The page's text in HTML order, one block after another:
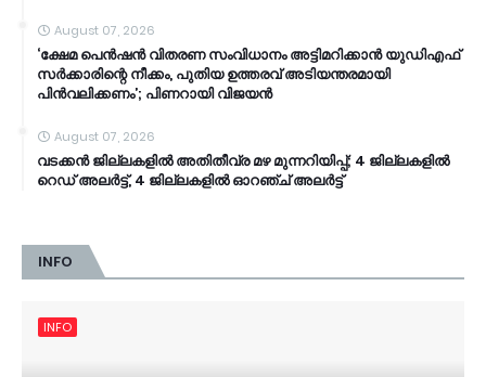
August 07, 2026
‘ക്ഷേമ പെൻഷൻ വിതരണ സംവിധാനം അട്ടിമറിക്കാൻ യുഡിഎഫ്
സർക്കാരിന്റെ നീക്കം, പുതിയ ഉത്തരവ് അടിയന്തരമായി
പിൻവലിക്കണം’; പിണറായി വിജയൻ
August 07, 2026
വടക്കൻ ജില്ലകളിൽ അതിതീവ്ര മഴ മുന്നറിയിപ്പ്; 4 ജില്ലകളിൽ
റെഡ് അലർട്ട്, 4 ജില്ലകളിൽ ഓറഞ്ച് അലർട്ട്
INFO
INFO